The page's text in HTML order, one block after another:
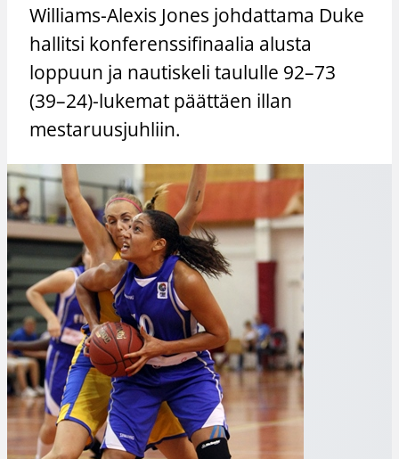
Williams-Alexis Jones johdattama Duke
hallitsi konferenssifinaalia alusta
loppuun ja nautiskeli taululle 92–73
(39–24)-lukemat päättäen illan
mestaruusjuhliin.